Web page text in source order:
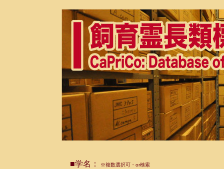
■学名： ※複数選択可・or検索